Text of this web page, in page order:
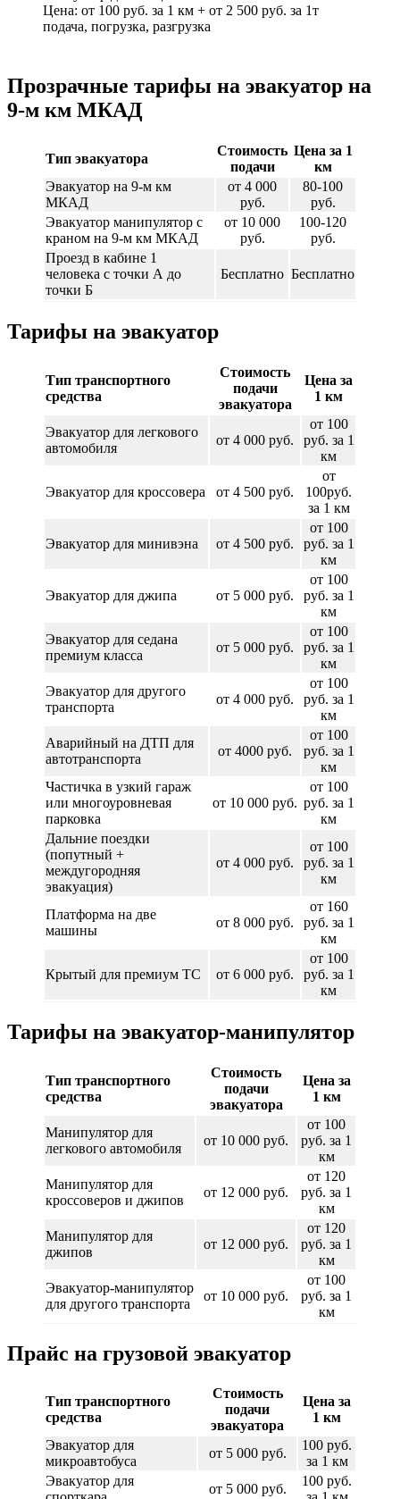
Цена: от 100 руб. за 1 км + от 2 500 руб. за 1т
подача, погрузка, разгрузка
Прозрачные тарифы на эвакуатор на
9-м км МКАД
Тип эвакуатора
Стоимость
подачи
Цена за 1
км
Эвакуатор на 9-м км
МКАД
от 4 000
руб.
80-100
руб.
Эвакуатор манипулятор с
краном на 9-м км МКАД
от 10 000
руб.
100-120
руб.
Проезд в кабине 1
человека с точки А до
точки Б
Бесплатно Бесплатно
Тарифы на эвакуатор
Тип транспортного
средства
Стоимость
подачи
эвакуатора
Цена за
1 км
Эвакуатор для легкового
автомобиля
от 4 000 руб.
от 100
руб. за 1
км
Эвакуатор для кроссовера от 4 500 руб.
от
100руб.
за 1 км
Эвакуатор для минивэна от 4 500 руб.
от 100
руб. за 1
км
Эвакуатор для джипа от 5 000 руб.
от 100
руб. за 1
км
Эвакуатор для седана
премиум класса
от 5 000 руб.
от 100
руб. за 1
км
Эвакуатор для другого
транспорта
от 4 000 руб.
от 100
руб. за 1
км
Аварийный на ДТП для
автотранспорта
от 4000 руб.
от 100
руб. за 1
км
Частичка в узкий гараж
или многоуровневая
парковка
от 10 000 руб.
от 100
руб. за 1
км
Дальние поездки
(попутный +
междугородняя
эвакуация)
от 4 000 руб.
от 100
руб. за 1
км
Платформа на две
машины
от 8 000 руб.
от 160
руб. за 1
км
Крытый для премиум ТС от 6 000 руб.
от 100
руб. за 1
км
Тарифы на эвакуатор-манипулятор
Тип транспортного
средства
Стоимость
подачи
эвакуатора
Цена за
1 км
Манипулятор для
легкового автомобиля
от 10 000 руб.
от 100
руб. за 1
км
Манипулятор для
кроссоверов и джипов
от 12 000 руб.
от 120
руб. за 1
км
Манипулятор для
джипов
от 12 000 руб.
от 120
руб. за 1
км
Эвакуатор-манипулятор
для другого транспорта
от 10 000 руб.
от 100
руб. за 1
км
Прайс на грузовой эвакуатор
Тип транспортного
средства
Стоимость
подачи
эвакуатора
Цена за
1 км
Эвакуатор для
микроавтобуса
от 5 000 руб.
100 руб.
за 1 км
Эвакуатор для
от 5 000 руб.
100 руб.